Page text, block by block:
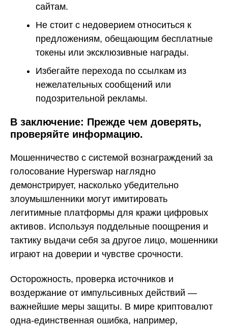
сайтам.
Не стоит с недоверием относиться к
предложениям, обещающим бесплатные
токены или эксклюзивные награды.
Избегайте перехода по ссылкам из
нежелательных сообщений или
подозрительной рекламы.
В заключение: Прежде чем доверять,
проверяйте информацию.
Мошенничество с системой вознаграждений за
голосование Hyperswap наглядно
демонстрирует, насколько убедительно
злоумышленники могут имитировать
легитимные платформы для кражи цифровых
активов. Используя поддельные поощрения и
тактику выдачи себя за другое лицо, мошенники
играют на доверии и чувстве срочности.
Осторожность, проверка источников и
воздержание от импульсивных действий —
важнейшие меры защиты. В мире криптовалют
одна-единственная ошибка, например,